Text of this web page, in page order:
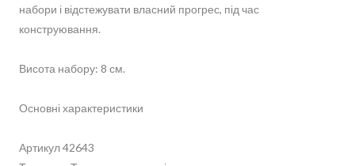
набори і відстежувати власний прогрес, під час
конструювання.
Висота набору: 8 см.
Основні характеристики
Артикул 42643